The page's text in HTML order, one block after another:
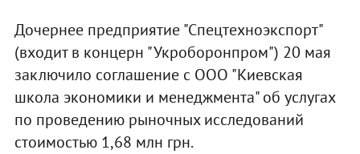
Дочернее предприятие "Спецтехноэкспорт"
(входит в концерн "Укроборонпром") 20 мая
заключило соглашение с ООО "Киевская
школа экономики и менеджмента" об услугах
по проведению рыночных исследований
стоимостью 1,68 млн грн.